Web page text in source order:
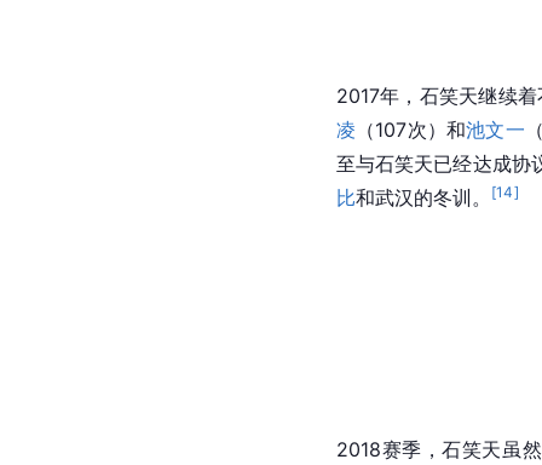
2017年，石笑天继续
凌 （107次）和池文一
至与石笑天已经达成协
比和武汉的冬训。 [14]
2018赛季，石笑天虽